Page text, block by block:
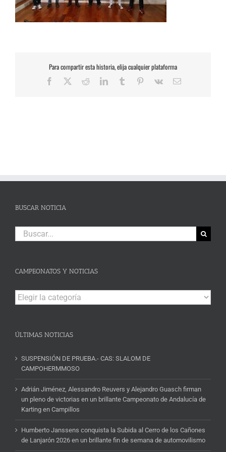
Para compartir esta historia, elija cualquier plataforma
Facebook RedditLinkedInTumblr Pinterest
Vk
Correo
BUSCAR NOTICIA
Buscar:
CAMPEONATOS Y NOTICIAS
Campeonatos
y
ÚLTIMAS NOTICIAS
SUSPENSIÓN DE PRUEBA.- CAS: SLALOM DE
CAMPOHERMMOSO
Adrián Jiménez, Alessandro Reuvers y Alejandro Guasch firman
un pleno de victorias en un brillante Campeonato de Andalucía de
Karting en Campillos
Humberto Janssens conquista la Subida al Cerro de los Cañones
de Lanjarón 2026 en un brillante fin de semana de automovilismo